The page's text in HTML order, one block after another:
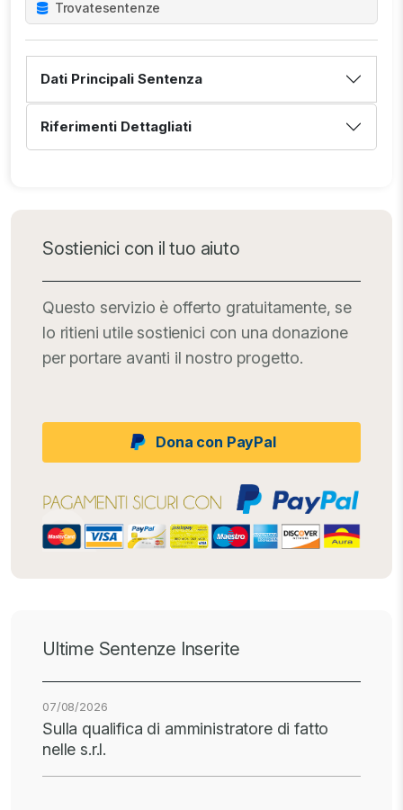
Trovatesentenze
Dati Principali Sentenza
Riferimenti Dettagliati
Sostienici con il tuo aiuto
Questo servizio è offerto gratuitamente, se
lo ritieni utile sostienici con una donazione
per portare avanti il nostro progetto.
Dona con PayPal
Ultime Sentenze Inserite
07/08/2026
Sulla qualifica di amministratore di fatto
nelle s.r.l.